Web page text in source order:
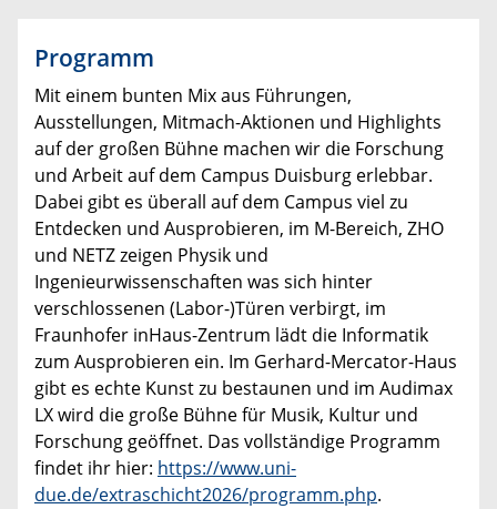
Programm
Mit einem bunten Mix aus Führungen,
Ausstellungen, Mitmach-Aktionen und Highlights
auf der großen Bühne machen wir die Forschung
und Arbeit auf dem Campus Duisburg erlebbar.
Dabei gibt es überall auf dem Campus viel zu
Entdecken und Ausprobieren, im M-Bereich, ZHO
und NETZ zeigen Physik und
Ingenieurwissenschaften was sich hinter
verschlossenen (Labor-)Türen verbirgt, im
Fraunhofer inHaus-Zentrum lädt die Informatik
zum Ausprobieren ein. Im Gerhard-Mercator-Haus
gibt es echte Kunst zu bestaunen und im Audimax
LX wird die große Bühne für Musik, Kultur und
Forschung geöffnet. Das vollständige Programm
findet ihr hier: https://www.uni-
due.de/extraschicht2026/programm.php.